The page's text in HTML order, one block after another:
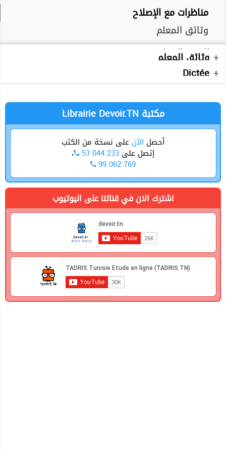
مناظرات مع الإصلاح
وثائق المعلم
الإيقاظ العلمي
التربية الإسلامية
تقييمات
دروس
وثائق المعلم
وثائق متنوعة 1
Anglais
Cours
Devoirs
Langue
Cours
Devoirs
كتب موازية
الرياضيات
وثائق المعلم
Dictée
Devoirs
الجغرافيا
تقييمات
دروس
وثائق المعلم
Production écrite
Cours
Devoirs
Exercices
Librairie Devoir.TN مكتبة
أحصل الأن على نسخة من الكتب
إتصل على 53 044 233 ،
99 062 769
اشترك الان في قناتنا على اليوتيوب